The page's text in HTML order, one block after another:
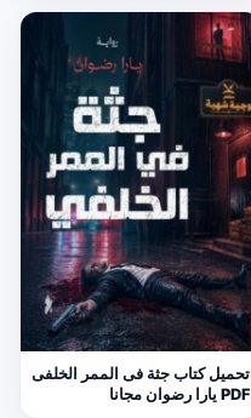
تحميل كتاب جثة فى الممر الخلفى
PDF يارا رضوان مجانا